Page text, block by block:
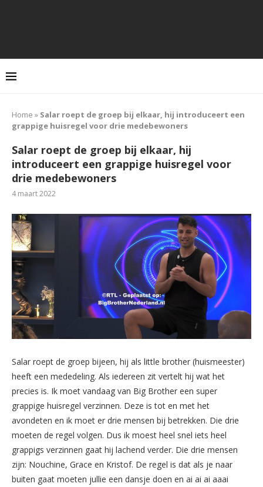
Home » Salar roept de groep bij elkaar, hij introduceert een
grappige huisregel voor drie medebewoners
Salar roept de groep bij elkaar, hij
introduceert een grappige huisregel voor
drie medebewoners
4 maart 2022
Salar roept de groep bijeen, hij als little brother (huismeester)
heeft een mededeling. Als iedereen zit vertelt hij wat het
precies is. Ik moet vandaag van Big Brother een super
grappige huisregel verzinnen. Deze is tot en met het
avondeten en ik moet er drie mensen bij betrekken. Die drie
moeten de regel volgen. Dus ik moest heel snel iets heel
grappigs verzinnen gaat hij lachend verder. Die drie mensen
zijn: Nouchine, Grace en Kristof. De regel is dat als je naar
buiten gaat moeten jullie een dansje doen en ai ai ai aaai